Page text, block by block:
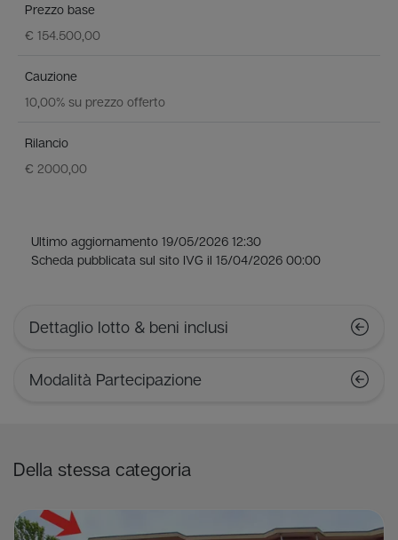
Prezzo base
€ 154.500,00
Cauzione
10,00% su prezzo offerto
Rilancio
€ 2000,00
Ultimo aggiornamento 19/05/2026 12:30
Scheda pubblicata sul sito IVG il 15/04/2026 00:00
Dettaglio lotto & beni inclusi
Modalità Partecipazione
Della stessa categoria